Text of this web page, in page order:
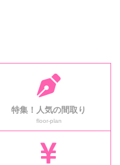
特集！人気の間取り
floor-plan